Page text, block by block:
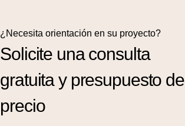
¿Necesita orientación en su proyecto?
Solicite una consulta
gratuita y presupuesto de
precio